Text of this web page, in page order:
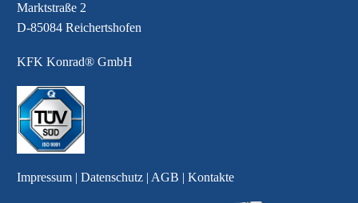
Marktstraße 2
D-85084 Reichertshofen
KFK Konrad® GmbH
Impressum | Datenschutz | AGB | Kontakte